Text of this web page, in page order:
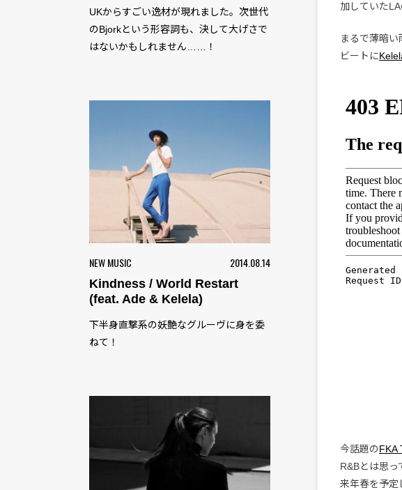
UKからすごい逸材が現れました。次世代
のBjorkという形容詞も、決して大げさで
はないかもしれません……！
NEW MUSIC 2014.08.14
Kindness / World Restart
(feat. Ade & Kelela)
下半身直撃系の妖艶なグルーヴに身を委
ねて！
加していたLA
まるで薄暗
ビートに
今話題のFKA
R&Bとは思
来年春を予定